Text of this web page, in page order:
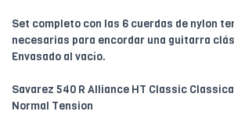
Set completo con las 6 cuerdas de nylon
necesarias para encordar una guitarra
Envasado al vacío.
Savarez 540 R Alliance HT Classic
Normal Tension